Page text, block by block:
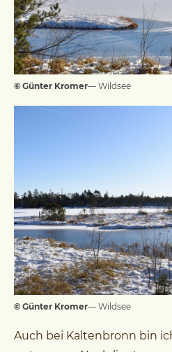
© Günter Kromer— Wildsee
© Günter Kromer— Wildsee
Auch bei Kaltenbronn bin